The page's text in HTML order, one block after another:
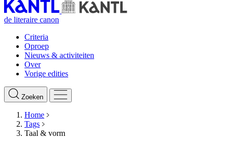
de literaire canon
Criteria
Oproep
Nieuws & activiteiten
Over
Vorige edities
Zoeken
Home
Tags
Taal & vorm